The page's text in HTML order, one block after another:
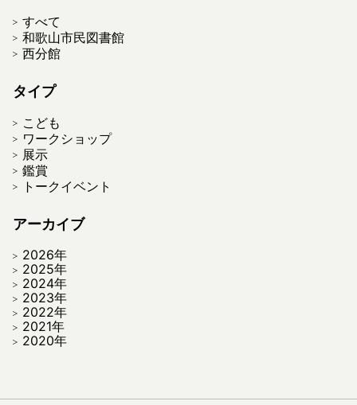
すべて
和歌山市民図書館
西分館
タイプ
こども
ワークショップ
展示
鑑賞
トークイベント
アーカイブ
2026年
2025年
2024年
2023年
2022年
2021年
2020年